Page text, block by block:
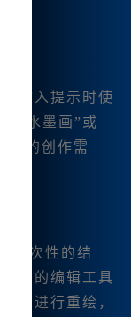
输入提示时使
“水墨画”或
我的创作需
一次性的结
台的编辑工具
部进行重绘，